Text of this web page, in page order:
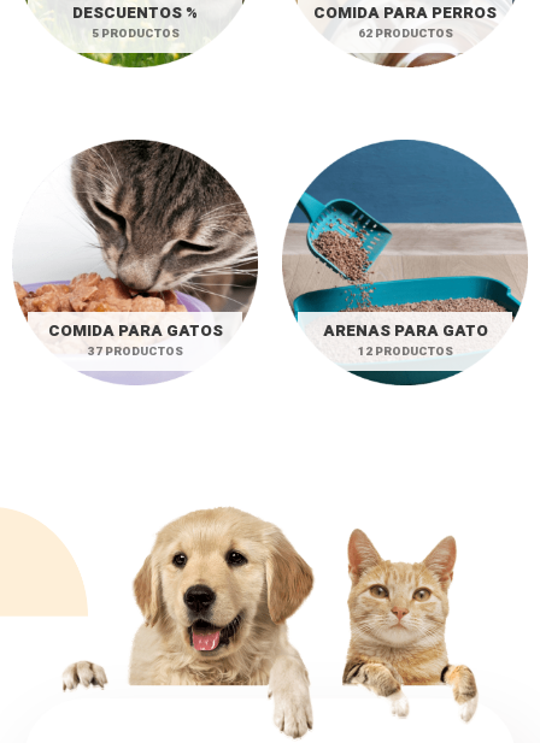
DESCUENTOS %
5 PRODUCTOS
COMIDA PARA PERROS
62 PRODUCTOS
COMIDA PARA GATOS
37 PRODUCTOS
ARENAS PARA GATO
12 PRODUCTOS